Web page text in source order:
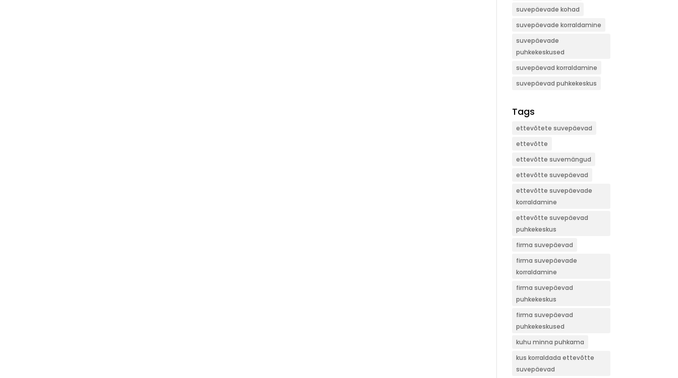
suvepäevade kohad
suvepäevade korraldamine
suvepäevade
puhkekeskused
suvepäevad korraldamine
suvepäevad puhkekeskus
Tags
ettevõtete suvepäevad
ettevõtte
ettevõtte suvemängud
ettevõtte suvepäevad
ettevõtte suvepäevade
korraldamine
ettevõtte suvepäevad
puhkekeskus
firma suvepäevad
firma suvepäevade
korraldamine
firma suvepäevad
puhkekeskus
firma suvepäevad
puhkekeskused
kuhu minna puhkama
kus korraldada ettevõtte
suvepäevad